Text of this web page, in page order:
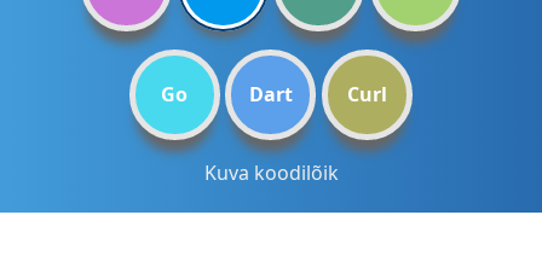
Go Dart Curl
Kuva koodilõik